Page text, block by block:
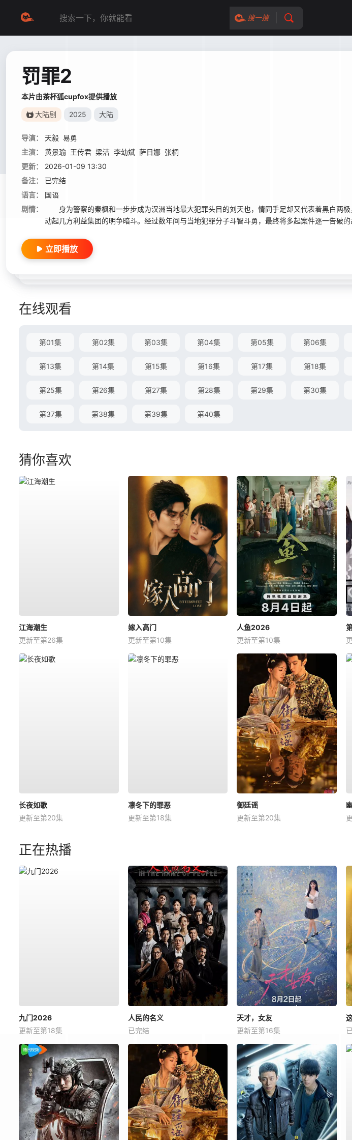
搜一搜
罚罪2
本片由茶杯狐cupfox提供播放
大陆剧 2025 大陆
导演： 天毅 易勇
主演：
黄景瑜 王传君 梁洁 李幼斌 萨日娜 张桐
更新：
2026-01-09 13:30
备注：
已完结
语言：
国语
剧情：
身为警察的秦枫和一步步成为汉洲当地最大犯罪头目的刘天也，情同手足却又代表着黑白两
动起几方利益集团的明争暗斗。经过数年间与当地犯罪分子斗智斗勇，最终将多起案件逐一告破的
立即播放
在线观看
第01集 第02集 第03集 第04集 第05集 第06集
第13集 第14集 第15集 第16集 第17集 第18集
第25集 第26集 第27集 第28集 第29集 第30集
第37集 第38集 第39集 第40集
猜你喜欢
江海潮生
更新至第26集
嫁入高门
更新至第10集
人鱼2026
更新至第10集
长夜如歌
更新至第20集
凛冬下的罪恶
更新至第18集
御廷谣
更新至第20集
正在热播
九门2026
更新至第18集
人民的名义
已完结
天才，女友
更新至第16集